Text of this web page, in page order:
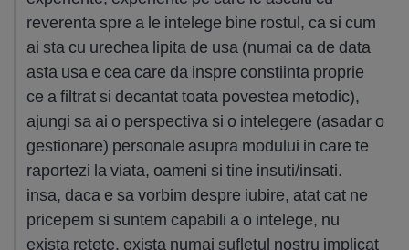
reverenta spre a le intelege bine rostul, ca si cum
ai sta cu urechea lipita de usa (numai ca de data
asta usa e cea care da inspre constiinta proprie
ce a filtrat si decantat toata povestea metodic),
ajungi sa ai o perspectiva si o intelegere (asadar o
gestionare) personale asupra modului in care te
raportezi la viata, oameni si tine insuti/insati.
insa, daca e sa vorbim despre iubire, atat cat ne
pricepem si suntem capabili a o intelege, nu
exista retete. exista numai sufletul nostru implicat